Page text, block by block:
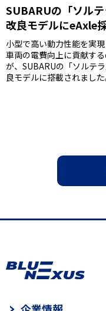
SUBARUの「ソルテ
改良モデルにeAxle
小型で高い動力性能を実現
車両の電費向上に貢献す
が、SUBARUの「ソルテ
良モデルに搭載されました